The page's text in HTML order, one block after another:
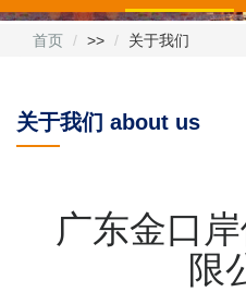
首页 >> 关于我们
关于我们 about us
——
广东金口
限